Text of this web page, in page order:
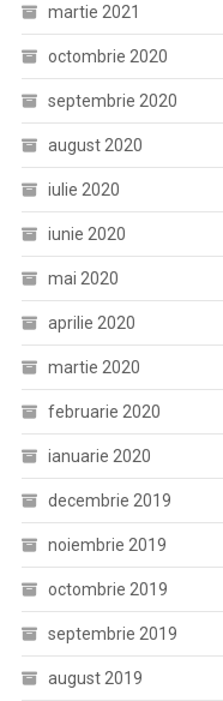
martie 2021
octombrie 2020
septembrie 2020
august 2020
iulie 2020
iunie 2020
mai 2020
aprilie 2020
martie 2020
februarie 2020
ianuarie 2020
decembrie 2019
noiembrie 2019
octombrie 2019
septembrie 2019
august 2019